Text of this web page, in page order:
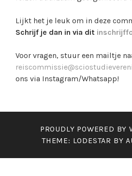
Lijkt het je leuk om in deze
Schrijf je dan in via dit
Voor vragen, stuur een mailtje
ons via Instagram/Whatsapp!
PROUDLY POWERED BY
THEME: LODESTAR BY